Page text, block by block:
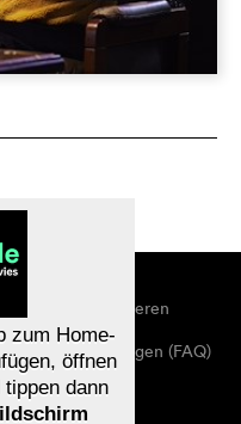
abonnieren
gestellte Fragen (FAQ)
zum Home-
öffnen
dann